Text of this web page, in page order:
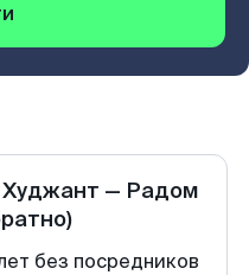
Худжант — Радом
без посредников